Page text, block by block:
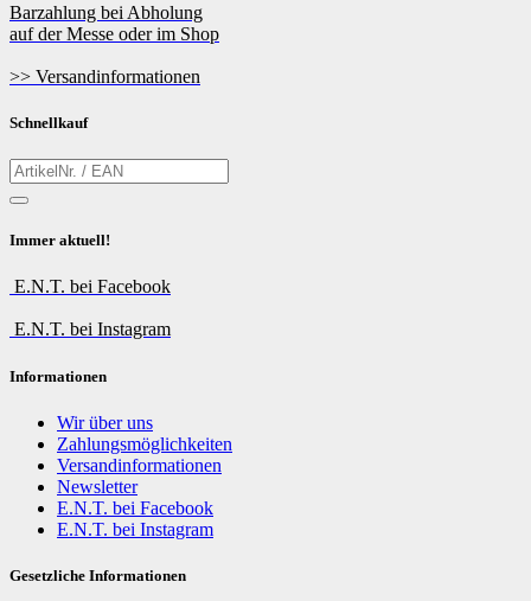
Barzahlung bei Abholung
auf der Messe oder im Shop
>> Versandinformationen
Schnellkauf
Immer aktuell!
E.N.T. bei Facebook
E.N.T. bei Instagram
Informationen
Wir über uns
Zahlungsmöglichkeiten
Versandinformationen
Newsletter
E.N.T. bei Facebook
E.N.T. bei Instagram
Gesetzliche Informationen